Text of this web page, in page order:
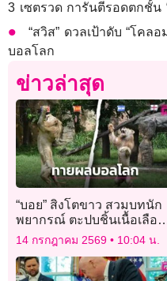
3 เซตรวด การันตีรอดตกชั้น
“สวิส” ดวลเป้าดับ “โคล
บอลโลก
ข่าวล่าสุด
“บอย” สิงโตขาว สวมบทนัก
พยากรณ์ ตะปบชิ้นเนื้อเลือก
“สเปน-อาร์เจนตินา” ฉลุยชิง
บอลโลก 2026
14 กรกฎาคม 2569 10:04 น.